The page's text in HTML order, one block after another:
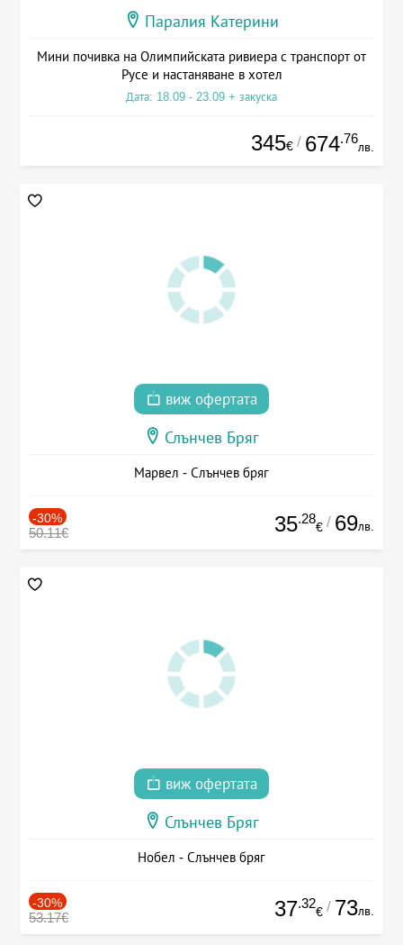
Паралия Катерини
Мини почивка на Олимпийската ривиера с транспорт от
Русе и настаняване в хотел
Дата: 18.09 - 23.09 + закуска
345€ / 674.76
лв.
виж офертата
Слънчев Бряг
Марвел - Слънчев бряг
-30%
50.11€ 35.28
€ / 69лв.
виж офертата
Слънчев Бряг
Нобел - Слънчев бряг
-30%
53.17€ 37.32
€ / 73лв.